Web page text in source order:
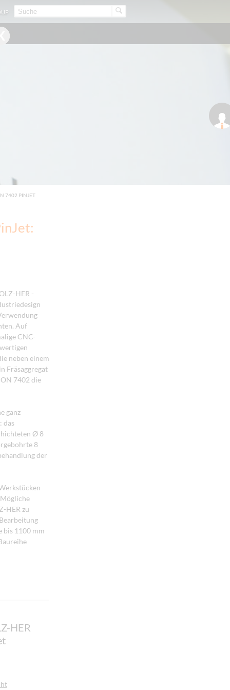
7402 PINJET
HER -
Auf
CNC-
neben einem
Fräsaggregat
7402 die
ganz
das
Ø 8
8
der
HER zu
bis 1100 mm
HER